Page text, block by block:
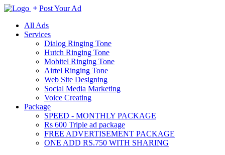
Post Your Ad
All Ads
Services
Dialog Ringing Tone
Hutch Ringing Tone
Mobitel Ringing Tone
Airtel Ringing Tone
Web Site Designing
Social Media Marketing
Voice Creating
Package
SPEED - MONTHLY PACKAGE
Rs 600 Triple ad package
FREE ADVERTISEMENT PACKAGE
ONE ADD RS.750 WITH SHARING